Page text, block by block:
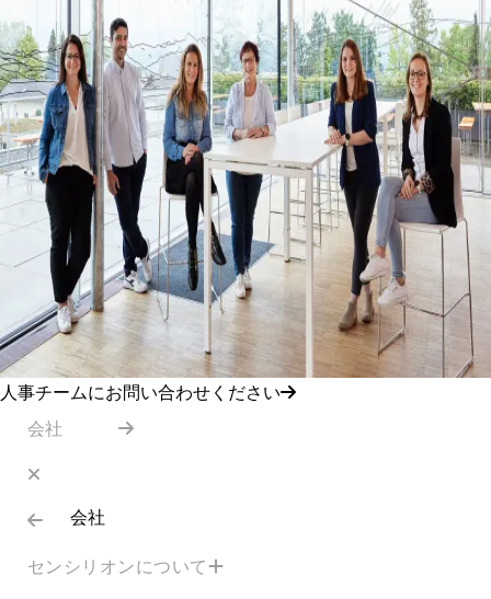
人事チームにお問い合わせください
会社
会社
センシリオンについて